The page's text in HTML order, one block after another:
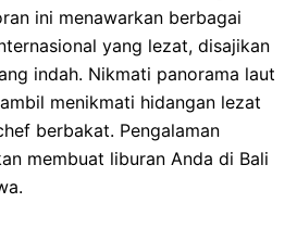
ini menawarkan berbagai
yang lezat, disajikan
indah. Nikmati panorama laut
menikmati hidangan lezat
berbakat. Pengalaman
membuat liburan Anda di Bali